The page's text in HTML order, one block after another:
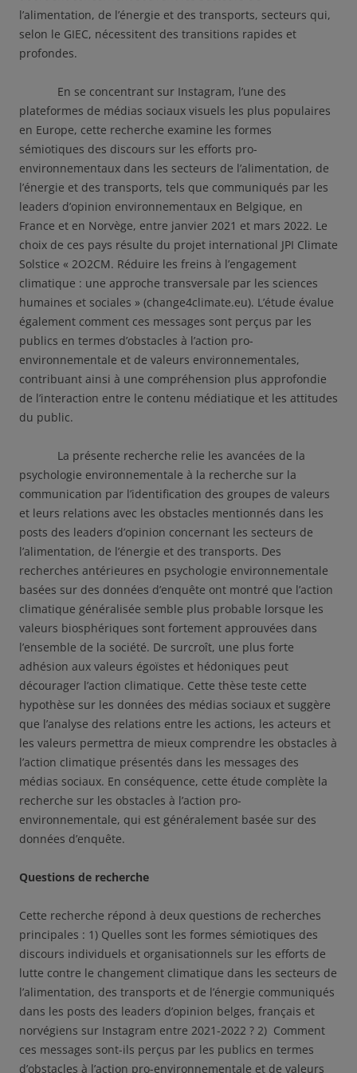
l’alimentation, de l’énergie et des transports, secteurs qui,
selon le GIEC, nécessitent des transitions rapides et
profondes.
En se concentrant sur Instagram, l’une des
plateformes de médias sociaux visuels les plus populaires
en Europe, cette recherche examine les formes
sémiotiques des discours sur les efforts pro-
environnementaux dans les secteurs de l’alimentation, de
l’énergie et des transports, tels que communiqués par les
leaders d’opinion environnementaux en Belgique, en
France et en Norvège, entre janvier 2021 et mars 2022. Le
choix de ces pays résulte du projet international JPI Climate
Solstice « 2O2CM. Réduire les freins à l’engagement
climatique : une approche transversale par les sciences
humaines et sociales » (change4climate.eu). L’étude évalue
également comment ces messages sont perçus par les
publics en termes d’obstacles à l’action pro-
environnementale et de valeurs environnementales,
contribuant ainsi à une compréhension plus approfondie
de l’interaction entre le contenu médiatique et les attitudes
du public.
La présente recherche relie les avancées de la
psychologie environnementale à la recherche sur la
communication par l’identification des groupes de valeurs
et leurs relations avec les obstacles mentionnés dans les
posts des leaders d’opinion concernant les secteurs de
l’alimentation, de l’énergie et des transports. Des
recherches antérieures en psychologie environnementale
basées sur des données d’enquête ont montré que l’action
climatique généralisée semble plus probable lorsque les
valeurs biosphériques sont fortement approuvées dans
l’ensemble de la société. De surcroît, une plus forte
adhésion aux valeurs égoïstes et hédoniques peut
décourager l’action climatique. Cette thèse teste cette
hypothèse sur les données des médias sociaux et suggère
que l’analyse des relations entre les actions, les acteurs et
les valeurs permettra de mieux comprendre les obstacles à
l’action climatique présentés dans les messages des
médias sociaux. En conséquence, cette étude complète la
recherche sur les obstacles à l’action pro-
environnementale, qui est généralement basée sur des
données d’enquête.
Questions de recherche
Cette recherche répond à deux questions de recherches
principales : 1) Quelles sont les formes sémiotiques des
discours individuels et organisationnels sur les efforts de
lutte contre le changement climatique dans les secteurs de
l’alimentation, des transports et de l’énergie communiqués
dans les posts des leaders d’opinion belges, français et
norvégiens sur Instagram entre 2021-2022 ? 2) Comment
ces messages sont-ils perçus par les publics en termes
d’obstacles à l’action pro-environnementale et de valeurs